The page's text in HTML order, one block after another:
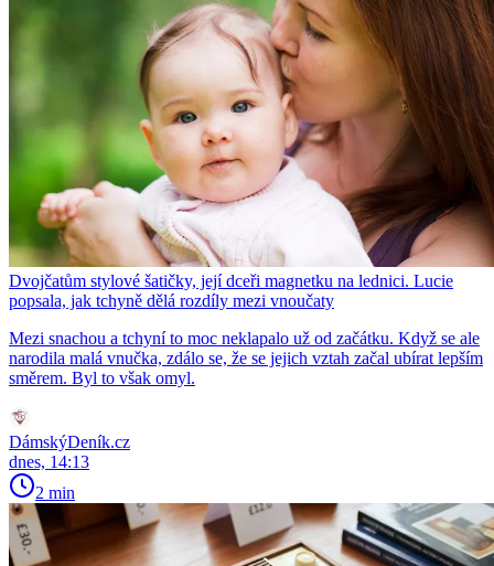
Dvojčatům stylové šatičky, její dceři magnetku na lednici. Lucie
popsala, jak tchyně dělá rozdíly mezi vnoučaty
Mezi snachou a tchyní to moc neklapalo už od začátku. Když se ale
narodila malá vnučka, zdálo se, že se jejich vztah začal ubírat lepším
směrem. Byl to však omyl.
DámskýDeník.cz
dnes, 14:13
2 min